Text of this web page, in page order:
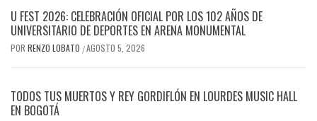
U FEST 2026: CELEBRACIÓN OFICIAL POR LOS 102 AÑOS DE
UNIVERSITARIO DE DEPORTES EN ARENA MONUMENTAL
POR RENZO LOBATO /AGOSTO 5, 2026
TODOS TUS MUERTOS Y REY GORDIFLÓN EN LOURDES MUSIC HALL
EN BOGOTÁ